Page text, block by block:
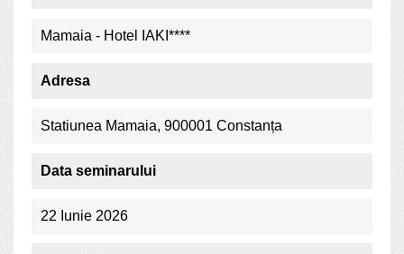
Mamaia - Hotel IAKI****
Adresa
Statiunea Mamaia, 900001 Constanța
Data seminarului
22 Iunie 2026